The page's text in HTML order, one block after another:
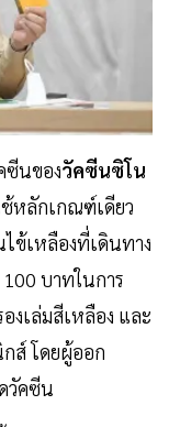
ซีนของวัคซีนซิโน
ช้หลักเกณฑ์เดียว
ข้เหลืองที่เดินทาง
บาทในการ
งเล่มสีเหลือง และ
ส์ โดยผู้ออก
วัคซีน